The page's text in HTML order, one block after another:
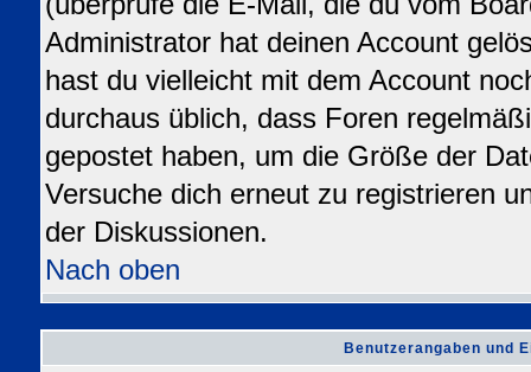
Administrator hat deinen Account
hast du vielleicht mit dem Account
durchaus üblich, dass Foren
gepostet haben, um die Größe der
Versuche dich erneut zu registrieren
der Diskussionen.
Nach oben
Benutzerangaben und